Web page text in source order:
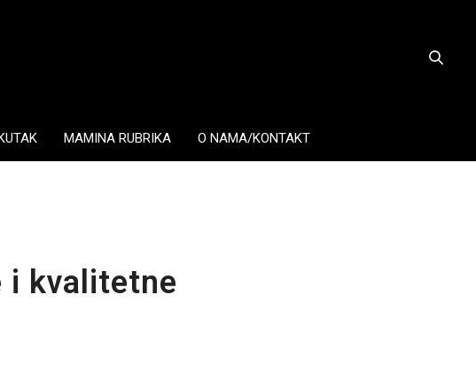
MAMINA RUBRIKA O NAMA/KONTAKT
i kvalitetne